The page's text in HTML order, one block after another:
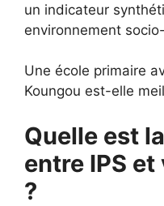
un indicateur
environnement
Une école primaire
Koungou est-elle
Quelle est
entre IPS
?